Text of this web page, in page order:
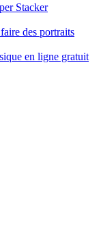
Stacker
des portraits
en ligne gratuit